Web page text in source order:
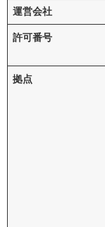
運営会社
許可番号
拠点